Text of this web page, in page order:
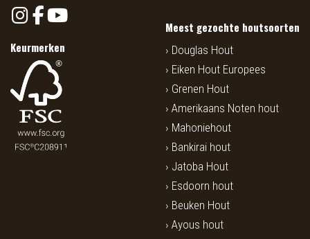
Keurmerken
Meest gezochte houtsoorten
Douglas Hout
Eiken Hout Europees
Grenen Hout
Amerikaans Noten hout
Mahoniehout
Bankirai hout
Jatoba Hout
Esdoorn hout
Beuken Hout
Ayous hout